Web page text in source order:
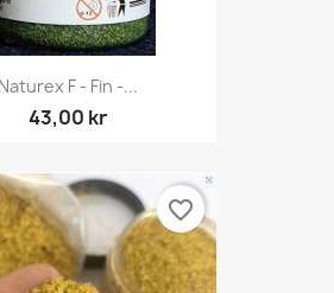
Naturex F - Fin -...
43,00 kr
favorite_border